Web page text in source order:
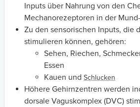
Inputs über Nahrung von den
Mechanorezeptoren in der
Zu den sensorischen Inputs, die
stimulieren können, gehören:
Sehen, Riechen,
Essen
Kauen und Schlucken
Höhere Gehirnzentren werden
dorsale Vaguskomplex (DVC)